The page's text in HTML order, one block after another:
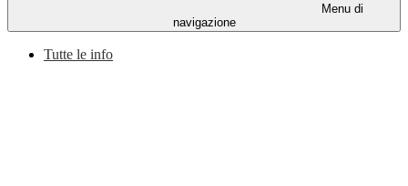
Menu di
navigazione
Tutte le info